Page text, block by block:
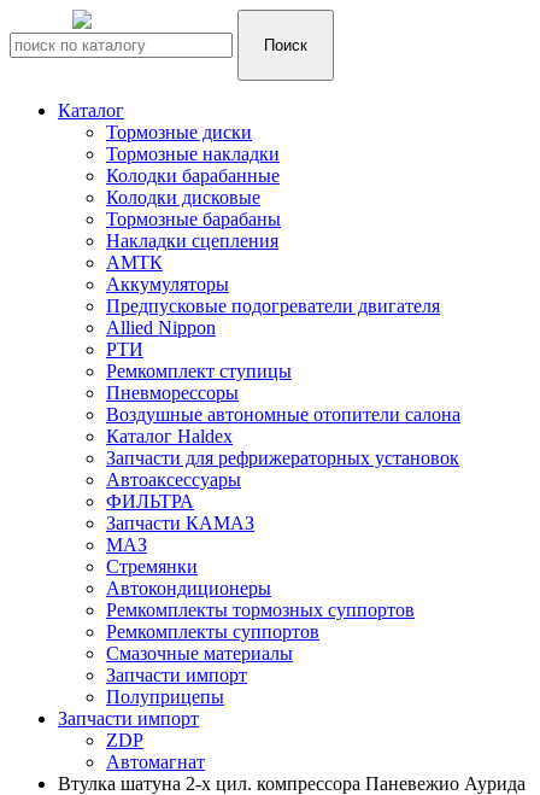
Каталог
Тормозные диски
Тормозные накладки
Колодки барабанные
Колодки дисковые
Тормозные барабаны
Накладки сцепления
АМТК
Аккумуляторы
Предпусковые подогреватели двигателя
Allied Nippon
РТИ
Ремкомплект ступицы
Пневморессоры
Воздушные автономные отопители салона
Каталог Haldex
Запчасти для рефрижераторных установок
Автоаксессуары
ФИЛЬТРА
Запчасти КАМАЗ
МАЗ
Стремянки
Автокондиционеры
Ремкомплекты тормозных суппортов
Ремкомплекты суппортов
Смазочные материалы
Запчасти импорт
Полуприцепы
Запчасти импорт
ZDP
Автомагнат
Втулка шатуна 2-х цил. компрессора Паневежио Аурида